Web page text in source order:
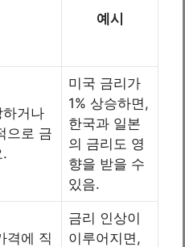
예시
거나
으로 금
.
미국 금리가
1% 상승하면,
한국과 일본
의 금리도 영
향을 받을 수
있음.
격에 직
금리 인상이
이루어지면,